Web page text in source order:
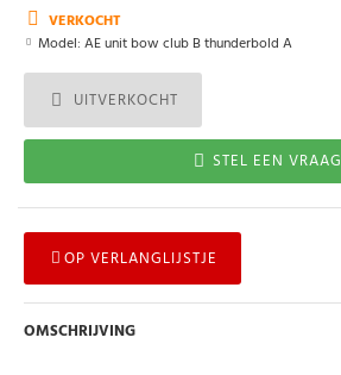
VERKOCHT
Model: AE unit bow club B thunderbold A
UITVERKOCHT
STEL EEN VRAAG
OP VERLANGLIJSTJE
OMSCHRIJVING